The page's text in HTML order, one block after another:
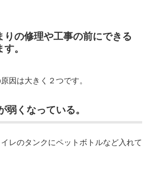
りの修理や工事の前にできる
。
因は大きく２つです。
弱くなっている。
レのタンクにペットボトルなど入れて